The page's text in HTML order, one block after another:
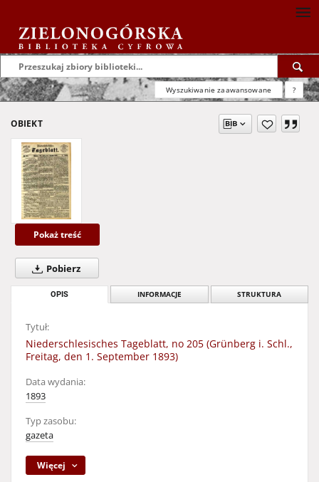
Wyszukiwanie zaawansowane ?
OBIEKT
Pokaż treść
Pobierz
OPIS INFORMACJE STRUKTURA
Tytuł:
Niederschlesisches Tageblatt, no 205 (Grünberg i. Schl.,
Freitag, den 1. September 1893)
Data wydania:
1893
Typ zasobu:
gazeta
Więcej